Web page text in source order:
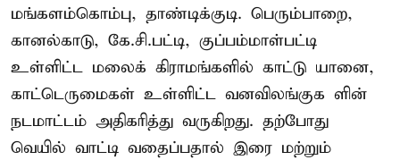
மங்களம்கொம்பு, தாண்டிக்குடி. பெரும்பாறை,
கானல்காடு, கே.சி.பட்டி, குப்பம்மாள்பட்டி
உள்ளிட்ட மலைக் கிராமங்களில் காட்டு யானை,
காட்டெருமைகள் உள்ளிட்ட வனவிலங்குக ளின்
நடமாட்டம் அதிகரித்து வருகிறது. தற்போது
வெயில் வாட்டி வதைப்பதால் இரை மற்றும்